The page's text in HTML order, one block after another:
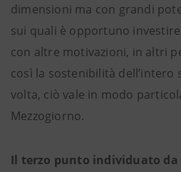
dimensioni ma con grandi
sui quali è opportuno
con altre motivazioni, in altri
così la sostenibilità dell’intero
volta, ciò vale in modo
Mezzogiorno.
Il terzo punto individuato da